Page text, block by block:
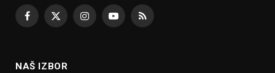
Facebook
X
InstagramYouTubeRSS
NAŠ IZBOR